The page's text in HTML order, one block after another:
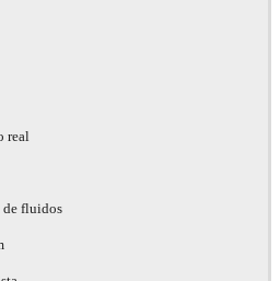
real
de fluidos